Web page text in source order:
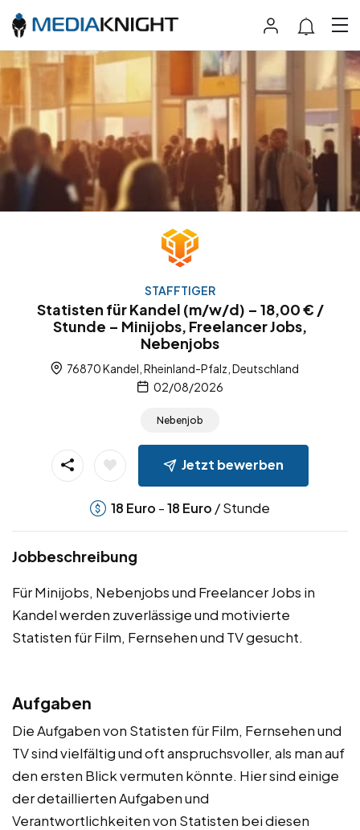
STAFFTIGER
Statisten für Kandel (m/w/d) – 18,00 € /
Stunde – Minijobs, Freelancer Jobs,
Nebenjobs
76870 Kandel, Rheinland-Pfalz, Deutschland
02/08/2026
Nebenjob
Jetzt bewerben
18 Euro -18 Euro / Stunde
Jobbeschreibung
Für Minijobs, Nebenjobs und Freelancer Jobs in
Kandel werden zuverlässige und motivierte
Statisten für Film, Fernsehen und TV gesucht.
Aufgaben
Die Aufgaben von Statisten für Film, Fernsehen und
TV sind vielfältig und oft anspruchsvoller, als man auf
den ersten Blick vermuten könnte. Hier sind einige
der detaillierten Aufgaben und
Verantwortlichkeiten von Statisten bei diesen